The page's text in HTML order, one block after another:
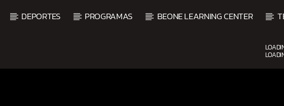
DEPORTES PROGRAMAS BEONE LEARNING CENTER